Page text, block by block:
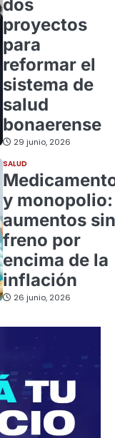
dos
proyectos
para
reformar el
sistema de
salud
bonaerense
29 junio, 2026
SALUD
y monopolio:
aumentos sin
freno por
encima de la
inflación
26 junio, 2026